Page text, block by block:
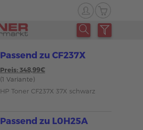
Passend zu CF237X
Preis: 348,99€
(1 Variante)
HP Toner CF237X 37X schwarz
Passend zu L0H25A